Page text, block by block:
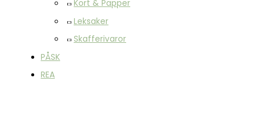
Kort & Papper
Leksaker
Skafferivaror
PÅSK
REA